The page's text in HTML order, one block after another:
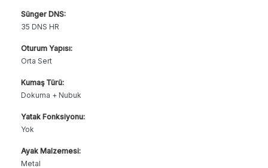
Sünger DNS:
35 DNS HR
Oturum Yapısı:
Orta Sert
Kumaş Türü:
Dokuma + Nubuk
Yatak Fonksiyonu:
Yok
Ayak Malzemesi:
Metal